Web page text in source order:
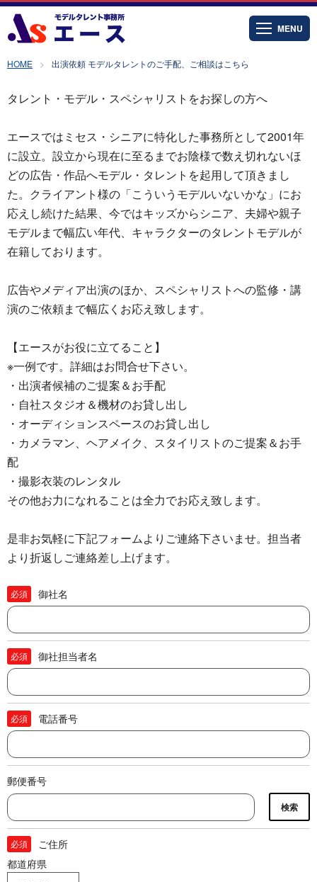
MENU
HOME 出演依頼 モデルタレントのご手配、ご相談はこちら
タレント・モデル・スペシャリストをお探しの方へ
エースではミセス・シニアに特化した事務所として2001年
に設立。設立から現在に至るまでお陰様で数え切れないほ
どの広告・作品へモデル・タレントを起用して頂きまし
た。クライアント様の「こういうモデルいないかな」にお
応えし続けた結果、今ではキッズからシニア、夫婦や親子
モデルまで幅広い年代、キャラクターのタレントモデルが
在籍しております。
広告やメディア出演のほか、スペシャリストへの監修・講
演のご依頼まで幅広くお応え致します。
【エースがお役に立てること】
※一例です。詳細はお問合せ下さい。
・出演者候補のご提案＆お手配
・自社スタジオ＆機材のお貸し出し
・オーディションスペースのお貸し出し
・カメラマン、ヘアメイク、スタイリストのご提案＆お手
配
・撮影衣装のレンタル
その他お力になれることは全力でお応え致します。
是非お気軽に下記フォームよりご連絡下さいませ。担当者
より折返しご連絡差し上げます。
必須 御社名
必須 御社担当者名
必須 電話番号
郵便番号
検索
必須
ご住所
都道府県